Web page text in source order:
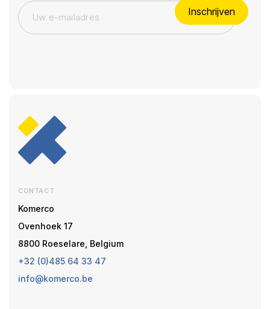
Inschrijven
CONTACT
Komerco
Ovenhoek 17
8800 Roeselare, Belgium
+32 (0)485 64 33 47
info@komerco.be